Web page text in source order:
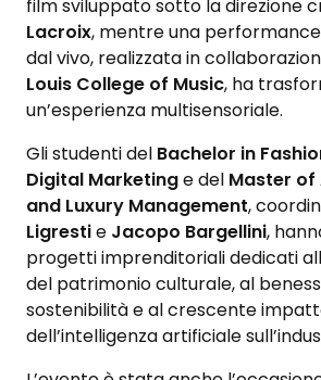
film sviluppato sotto la direzione
Lacroix, mentre una
dal vivo, realizzata in
Louis College of Music, ha
un’esperienza multisensoriale.
Gli studenti del Bachelor in
Digital Marketinge del Master of
and Luxury Management,
Ligrestie Jacopo Bargellini,
progetti imprenditoriali dedicati
del patrimonio culturale, al
sostenibilità e al crescente
dell’intelligenza artificiale